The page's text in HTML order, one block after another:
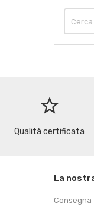
star_border
Qualità certificata
La
Consegna